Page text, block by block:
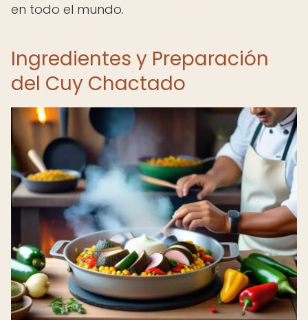
en todo el mundo.
Ingredientes y Preparación
del Cuy Chactado